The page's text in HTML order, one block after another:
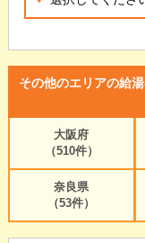
その他のエリアの給
大阪府
（510件）
奈良県
（53件）